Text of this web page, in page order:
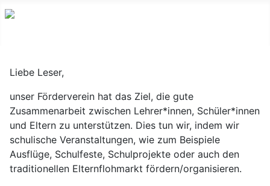
Liebe Leser,
unser Förderverein hat das Ziel, die gute
Zusammenarbeit zwischen Lehrer*innen, Schüler*innen
und Eltern zu unterstützen. Dies tun wir, indem wir
schulische Veranstaltungen, wie zum Beispiele
Ausflüge, Schulfeste, Schulprojekte oder auch den
traditionellen Elternflohmarkt fördern/organisieren.